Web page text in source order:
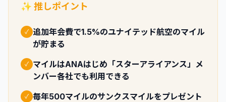
✨ 推しポイント
✓ 追加年会費で1.5%のユナイテッド航空のマイル
が貯まる
✓ マイルはANAはじめ「スターアライアンス」メ
ンバー各社でも利用できる
✓ 毎年500マイルのサンクスマイルをプレゼント